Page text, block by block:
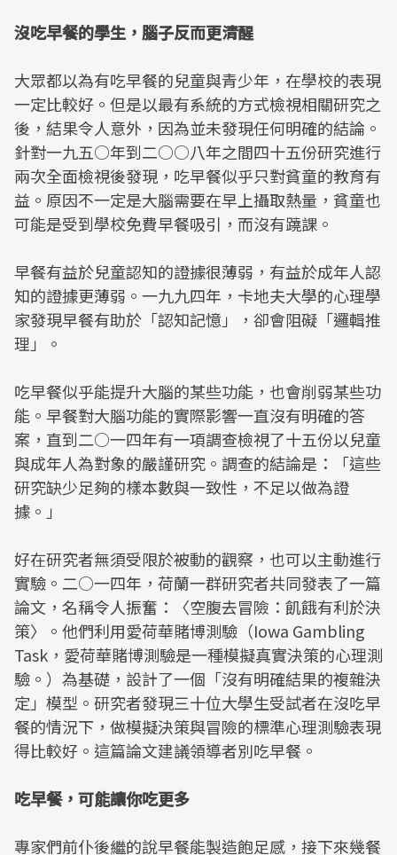
沒吃早餐的學生，腦子反而更清醒
大眾都以為有吃早餐的兒童與青少年，在學校的表現
一定比較好。但是以最有系統的方式檢視相關研究之
後，結果令人意外，因為並未發現任何明確的結論。
針對一九五○年到二○○八年之間四十五份研究進行
兩次全面檢視後發現，吃早餐似乎只對貧童的教育有
益。原因不一定是大腦需要在早上攝取熱量，貧童也
可能是受到學校免費早餐吸引，而沒有蹺課。
早餐有益於兒童認知的證據很薄弱，有益於成年人認
知的證據更薄弱。一九九四年，卡地夫大學的心理學
家發現早餐有助於「認知記憶」，卻會阻礙「邏輯推
理」。
吃早餐似乎能提升大腦的某些功能，也會削弱某些功
能。早餐對大腦功能的實際影響一直沒有明確的答
案，直到二○一四年有一項調查檢視了十五份以兒童
與成年人為對象的嚴謹研究。調查的結論是：「這些
研究缺少足夠的樣本數與一致性，不足以做為證
據。」
好在研究者無須受限於被動的觀察，也可以主動進行
實驗。二○一四年，荷蘭一群研究者共同發表了一篇
論文，名稱令人振奮：〈空腹去冒險：飢餓有利於決
策〉。他們利用愛荷華賭博測驗（Iowa Gambling
Task，愛荷華賭博測驗是一種模擬真實決策的心理測
驗。）為基礎，設計了一個「沒有明確結果的複雜決
定」模型。研究者發現三十位大學生受試者在沒吃早
餐的情況下，做模擬決策與冒險的標準心理測驗表現
得比較好。這篇論文建議領導者別吃早餐。
吃早餐，可能讓你吃更多
專家們前仆後繼的說早餐能製造飽足感，接下來幾餐